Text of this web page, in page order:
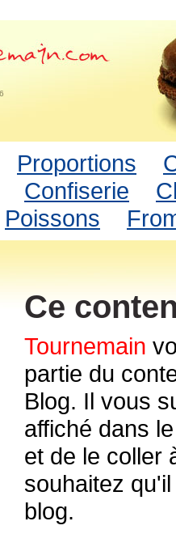
Proportions
Confiserie
Poissons
Ce
Tournemain
partie du
Blog. Il vous
affiché dans
et de le coller
souhaitez
blog.